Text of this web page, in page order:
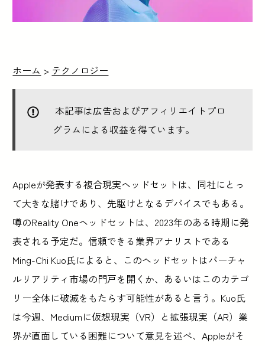
ホーム > テクノロジー
本記事は広告およびアフィリエイトプロ
グラムによる収益を得ています。
Appleが発表する複合現実ヘッドセットは、同社にとっ
て大きな賭けであり、先駆けとなるデバイスでもある。
噂のReality Oneヘッドセットは、2023年のある時期に発
表される予定だ。信頼できる業界アナリストである
Ming-Chi Kuo氏によると、このヘッドセットはバーチャ
ルリアリティ市場の門戸を開くか、あるいはこのカテゴ
リー全体に破滅をもたらす可能性があると言う。Kuo氏
は今週、Mediumに仮想現実（VR）と拡張現実（AR）業
界が直面している困難について意見を述べ、Appleがそ